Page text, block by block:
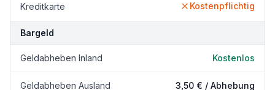
Kreditkarte Kostenpflichtig
Bargeld
Geldabheben Inland Kostenlos
Geldabheben Ausland 3,50 € / Abhebung